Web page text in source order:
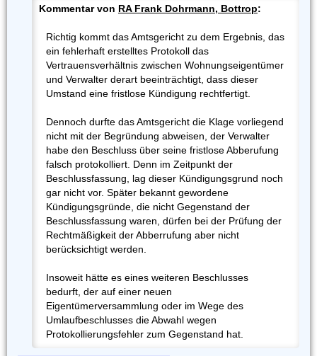
Kommentar von RA Frank Dohrmann, Bottrop:
Richtig kommt das Amtsgericht zu dem Ergebnis, das
ein fehlerhaft erstelltes Protokoll das
Vertrauensverhältnis zwischen Wohnungseigentümer
und Verwalter derart beeinträchtigt, dass dieser
Umstand eine fristlose Kündigung rechtfertigt.
Dennoch durfte das Amtsgericht die Klage vorliegend
nicht mit der Begründung abweisen, der Verwalter
habe den Beschluss über seine fristlose Abberufung
falsch protokolliert. Denn im Zeitpunkt der
Beschlussfassung, lag dieser Kündigungsgrund noch
gar nicht vor. Später bekannt gewordene
Kündigungsgründe, die nicht Gegenstand der
Beschlussfassung waren, dürfen bei der Prüfung der
Rechtmäßigkeit der Abberrufung aber nicht
berücksichtigt werden.
Insoweit hätte es eines weiteren Beschlusses
bedurft, der auf einer neuen
Eigentümerversammlung oder im Wege des
Umlaufbeschlusses die Abwahl wegen
Protokollierungsfehler zum Gegenstand hat.